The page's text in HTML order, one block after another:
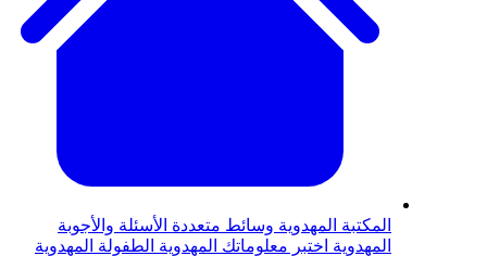
المكتبة المهدوية وسائط متعددة الأسئلة والأجوبة
المهدوية اختبر معلوماتك المهدوية الطفولة المهدوية